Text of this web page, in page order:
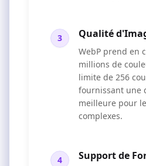
3 Qualité
WebP prend en
millions de
limite de 256
fournissant une
meilleure pour
complexes.
4 Support de